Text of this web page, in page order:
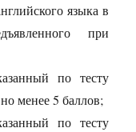
языка в
при
по тесту
менее 5 баллов;
по тесту